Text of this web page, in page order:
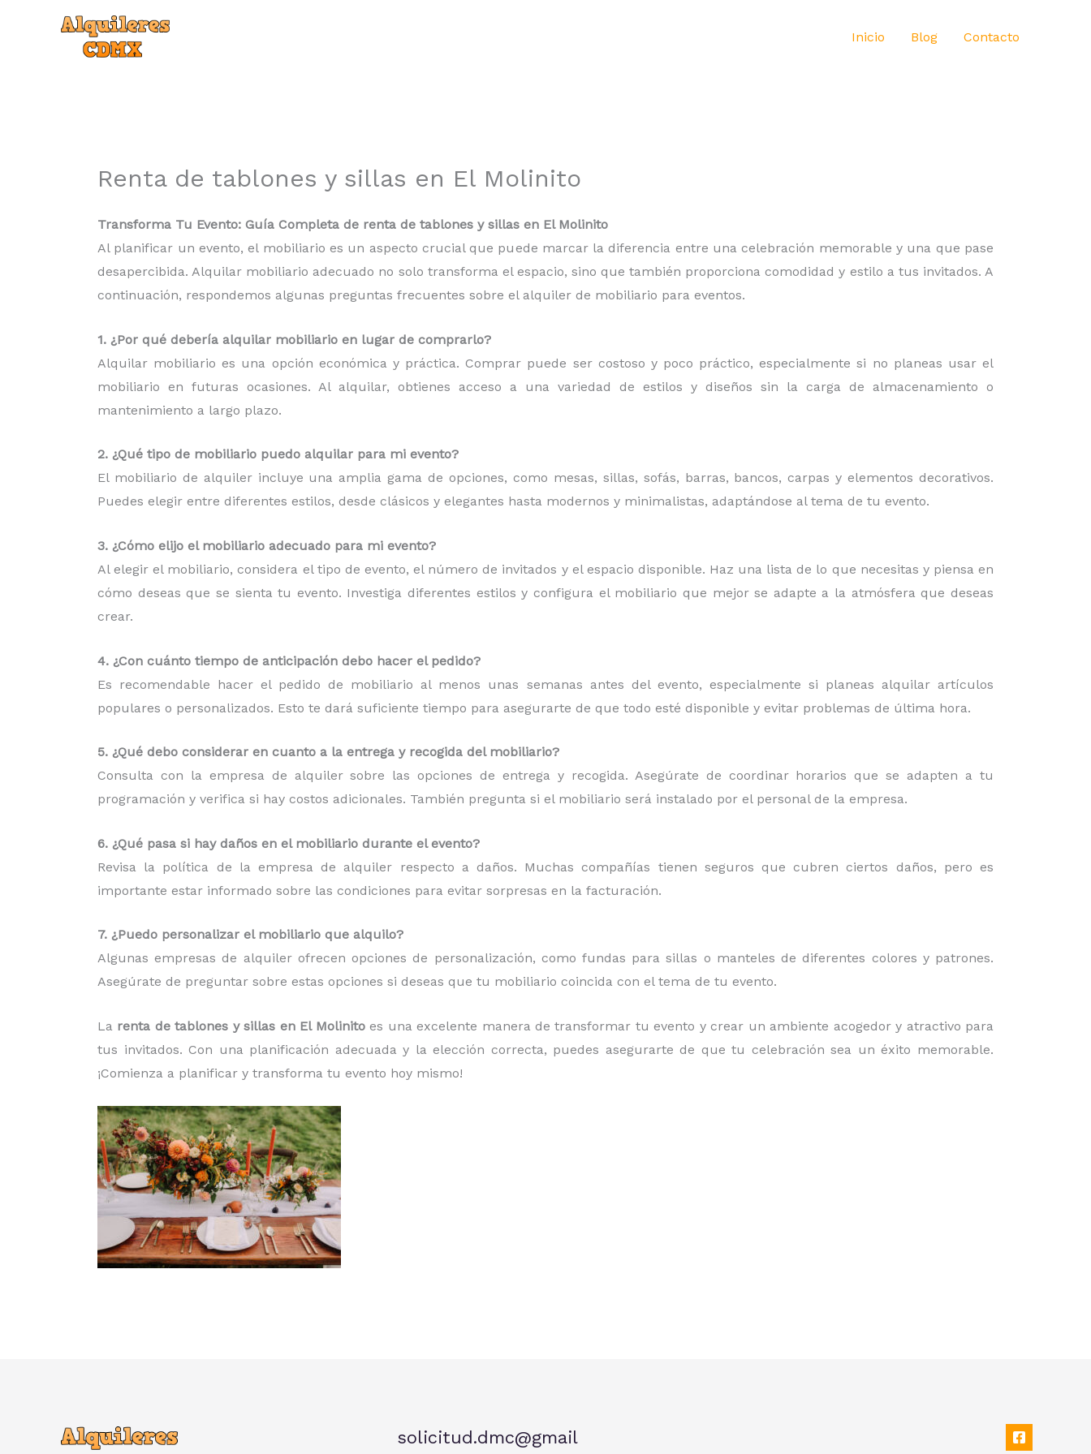
Inicio Blog Contacto
Renta de tablones y sillas en El Molinito
Transforma Tu Evento: Guía Completa de renta de tablones y sillas en El Molinito
Al planificar un evento, el mobiliario es un aspecto crucial que puede marcar la diferencia entre una celebración memorable y una que pase
desapercibida. Alquilar mobiliario adecuado no solo transforma el espacio, sino que también proporciona comodidad y estilo a tus invitados. A
continuación, respondemos algunas preguntas frecuentes sobre el alquiler de mobiliario para eventos.
1. ¿Por qué debería alquilar mobiliario en lugar de comprarlo?
Alquilar mobiliario es una opción económica y práctica. Comprar puede ser costoso y poco práctico, especialmente si no planeas usar el
mobiliario en futuras ocasiones. Al alquilar, obtienes acceso a una variedad de estilos y diseños sin la carga de almacenamiento o
mantenimiento a largo plazo.
2. ¿Qué tipo de mobiliario puedo alquilar para mi evento?
El mobiliario de alquiler incluye una amplia gama de opciones, como mesas, sillas, sofás, barras, bancos, carpas y elementos decorativos.
Puedes elegir entre diferentes estilos, desde clásicos y elegantes hasta modernos y minimalistas, adaptándose al tema de tu evento.
3. ¿Cómo elijo el mobiliario adecuado para mi evento?
Al elegir el mobiliario, considera el tipo de evento, el número de invitados y el espacio disponible. Haz una lista de lo que necesitas y piensa en
cómo deseas que se sienta tu evento. Investiga diferentes estilos y configura el mobiliario que mejor se adapte a la atmósfera que deseas
crear.
4. ¿Con cuánto tiempo de anticipación debo hacer el pedido?
Es recomendable hacer el pedido de mobiliario al menos unas semanas antes del evento, especialmente si planeas alquilar artículos
populares o personalizados. Esto te dará suficiente tiempo para asegurarte de que todo esté disponible y evitar problemas de última hora.
5. ¿Qué debo considerar en cuanto a la entrega y recogida del mobiliario?
Consulta con la empresa de alquiler sobre las opciones de entrega y recogida. Asegúrate de coordinar horarios que se adapten a tu
programación y verifica si hay costos adicionales. También pregunta si el mobiliario será instalado por el personal de la empresa.
6. ¿Qué pasa si hay daños en el mobiliario durante el evento?
Revisa la política de la empresa de alquiler respecto a daños. Muchas compañías tienen seguros que cubren ciertos daños, pero es
importante estar informado sobre las condiciones para evitar sorpresas en la facturación.
7. ¿Puedo personalizar el mobiliario que alquilo?
Algunas empresas de alquiler ofrecen opciones de personalización, como fundas para sillas o manteles de diferentes colores y patrones.
Asegúrate de preguntar sobre estas opciones si deseas que tu mobiliario coincida con el tema de tu evento.
La renta de tablones y sillas en El Molinito es una excelente manera de transformar tu evento y crear un ambiente acogedor y atractivo para
tus invitados. Con una planificación adecuada y la elección correcta, puedes asegurarte de que tu celebración sea un éxito memorable.
¡Comienza a planificar y transforma tu evento hoy mismo!
solicitud.dmc@gmail